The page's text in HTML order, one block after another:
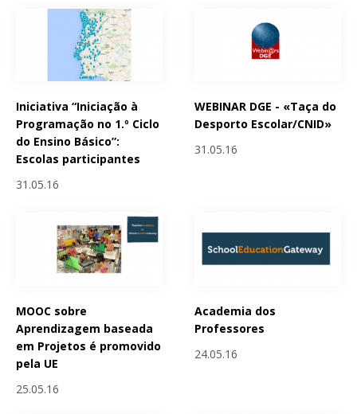
Iniciativa “Iniciação à
Programação no 1.º Ciclo
do Ensino Básico”:
Escolas participantes
31.05.16
WEBINAR DGE - «Taça do
Desporto Escolar/CNID»
31.05.16
MOOC sobre
Aprendizagem baseada
em Projetos é promovido
pela UE
25.05.16
Academia dos
Professores
24.05.16